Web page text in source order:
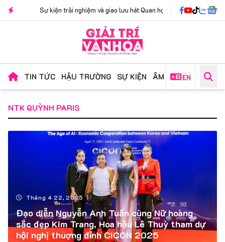
Sự kiện trải nghiệm và giao lưu hát Quan họ "Nhịp Phách Kinh Bắc": Nơi lời
TIN TỨC HẬU TRƯỜNG SỰ KIỆN ÂM NHẠC PHIM
EN
NTK QUỲNH PARIS
Tháng 4 22, 2025
Đạo diễn Nguyễn Anh Tuấn cùng Nữ hoàng
sắc đẹp Kim Trang, Hoa hậu Lê Thuỳ tham dự
hội nghị thuợng đỉnh CICON 2025